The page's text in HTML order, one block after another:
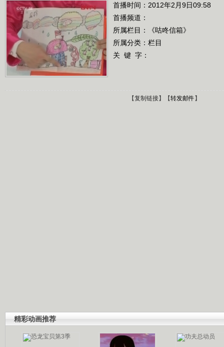
首播时间：2012年2月9日09:58
首播频道：
所属栏目：
《咕咚信箱》
所属分类：栏目
关 键 字：
【复制链接】【转发邮件】
精彩动画推荐